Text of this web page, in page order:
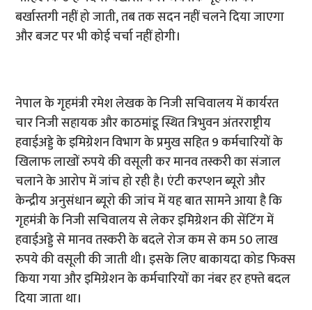
बर्खास्तगी नहीं हो जाती, तब तक सदन नहीं चलने दिया जाएगा
और बजट पर भी कोई चर्चा नहीं होगी।
नेपाल के गृहमंत्री रमेश लेखक के निजी सचिवालय में कार्यरत
चार निजी सहायक और काठमांडू स्थित त्रिभुवन अंतरराष्ट्रीय
हवाईअड्डे के इमिग्रेशन विभाग के प्रमुख सहित 9 कर्मचारियों के
खिलाफ लाखों रुपये की वसूली कर मानव तस्करी का संजाल
चलाने के आरोप में जांच हो रही है। एंटी करप्शन ब्यूरो और
केन्द्रीय अनुसंधान ब्यूरो की जांच में यह बात सामने आया है कि
गृहमंत्री के निजी सचिवालय से लेकर इमिग्रेशन की सेंटिंग में
हवाईअड्डे से मानव तस्करी के बदले रोज कम से कम 50 लाख
रुपये की वसूली की जाती थी। इसके लिए बाकायदा कोड फिक्स
किया गया और इमिग्रेशन के कर्मचारियों का नंबर हर हफ्ते बदल
दिया जाता था।